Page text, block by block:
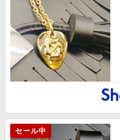
セール中